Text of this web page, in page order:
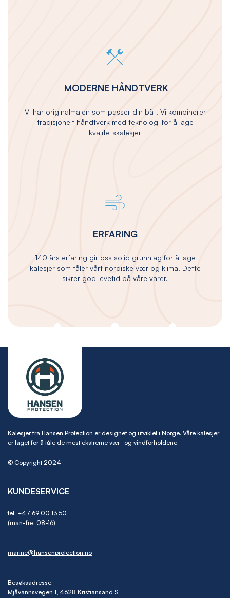
MODERNE HÅNDTVERK
Vi har originalmalen som passer din båt. Vi kombinerer
tradisjonelt håndtverk med teknologi for å lage
kvalitetskalesjer
ERFARING
140 års erfaring gir oss solid grunnlag for å lage
kalesjer som tåler vårt nordiske vær og klima. Dette
sikrer god levetid på våre varer.
Kalesjer fra Hansen Protection er designet og utviklet i Norge. Våre kalesjer
er laget for å tåle de mest ekstreme vær- og vindforholdene.
© Copyright 2024
KUNDESERVICE
tel: +47 69 00 13 50
(man-fre. 08-16)
marine@hansenprotection.no
Besøksadresse:
Mjåvannsvegen 1, 4628 Kristiansand S